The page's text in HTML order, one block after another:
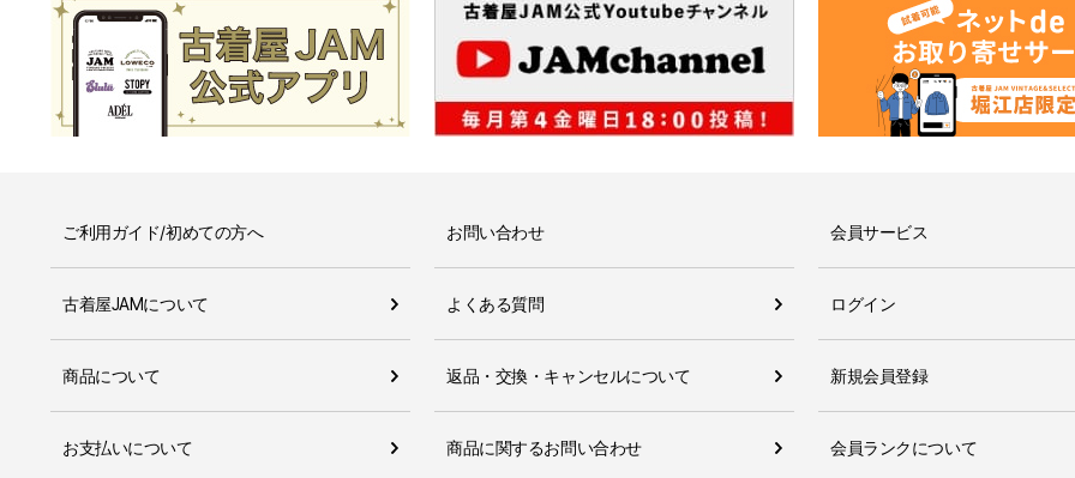
ご利用ガイド/初めての方へ
古着屋JAMについて
商品について
お支払いについて
お問い合わせ
よくある質問
返品・交換・キャンセルについて
商品に関するお問い合わせ
会員サービス
ログイン
新規会員登録
会員ランクについて